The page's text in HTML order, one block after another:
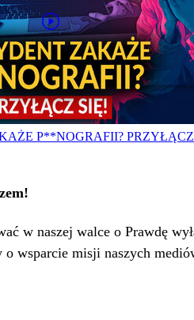
P**NOGRAFII?
w naszej walce o Prawdę
wsparcie misji naszych